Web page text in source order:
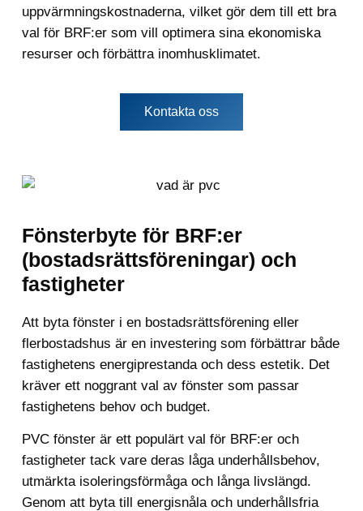
uppvärmningskostnaderna, vilket gör dem till ett bra
val för BRF:er som vill optimera sina ekonomiska
resurser och förbättra inomhusklimatet.
Kontakta oss
Fönsterbyte för BRF:er
(bostadsrättsföreningar) och
fastigheter
Att byta fönster i en bostadsrättsförening eller
flerbostadshus är en investering som förbättrar både
fastighetens energiprestanda och dess estetik. Det
kräver ett noggrant val av fönster som passar
fastighetens behov och budget.
PVC fönster är ett populärt val för BRF:er och
fastigheter tack vare deras låga underhållsbehov,
utmärkta isoleringsförmåga och långa livslängd.
Genom att byta till energisnåla och underhållsfria